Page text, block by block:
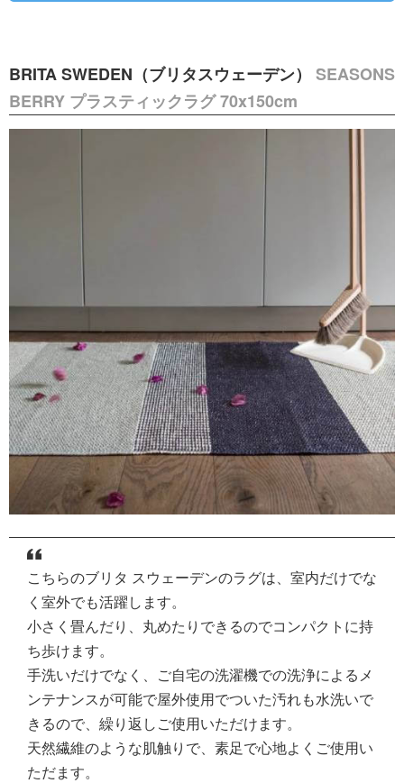
BRITA SWEDEN（ブリタスウェーデン） SEASONS
BERRY プラスティックラグ 70x150cm
こちらのブリタ スウェーデンのラグは、室内だけでな
く室外でも活躍します。
小さく畳んだり、丸めたりできるのでコンパクトに持
ち歩けます。
手洗いだけでなく、ご自宅の洗濯機での洗浄によるメ
ンテナンスが可能で屋外使用でついた汚れも水洗いで
きるので、繰り返しご使用いただけます。
天然繊維のような肌触りで、素足で心地よくご使用い
ただます。